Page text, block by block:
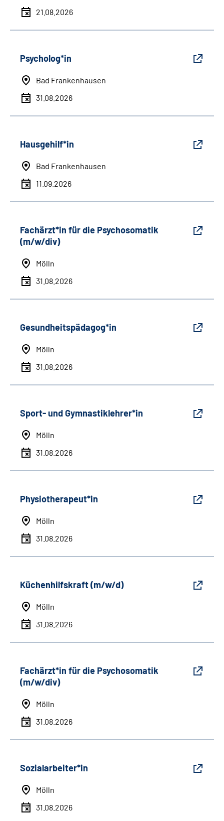
21.08.2026
Psycholog*in
Bad Frankenhausen
31.08.2026
Hausgehilf*in
Bad Frankenhausen
11.09.2026
Fachärzt*in für die Psychosomatik
(m/w/div)
Mölln
31.08.2026
Gesundheitspädagog*in
Mölln
31.08.2026
Sport- und Gymnastiklehrer*in
Mölln
31.08.2026
Physiotherapeut*in
Mölln
31.08.2026
Küchenhilfskraft (m/w/d)
Mölln
31.08.2026
Fachärzt*in für die Psychosomatik
(m/w/div)
Mölln
31.08.2026
Sozialarbeiter*in
Mölln
31.08.2026